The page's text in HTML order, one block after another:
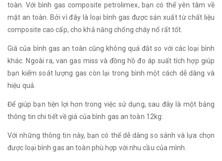
toàn. Với bình gas composite petrolimex, bạn có thể yên tâm về
mặt an toàn. Bởi vì đây là loại bình gas được sản xuất từ chất liệu
composite cao cấp, cho khả năng chống cháy nổ rất tốt.
Giá của bình gas an toàn cũng không quá đắt so với các loại bình
khác. Ngoài ra, van gas miss và đồng hồ đo áp suất tích hợp giúp
bạn kiểm soát lượng gas còn lại trong bình một cách dễ dàng và
hiệu quả.
Để giúp bạn tiện lợi hơn trong việc sử dụng, sau đây là một bảng
thông tin chi tiết về giá của bình gas an toàn 12kg:
Với những thông tin này, bạn có thể dễ dàng so sánh và lựa chọn
được loại bình gas an toàn phù hợp với nhu cầu của mình.